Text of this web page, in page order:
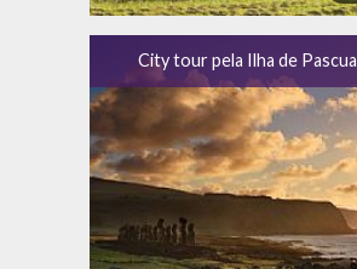
City tour pela Ilha de Pascua